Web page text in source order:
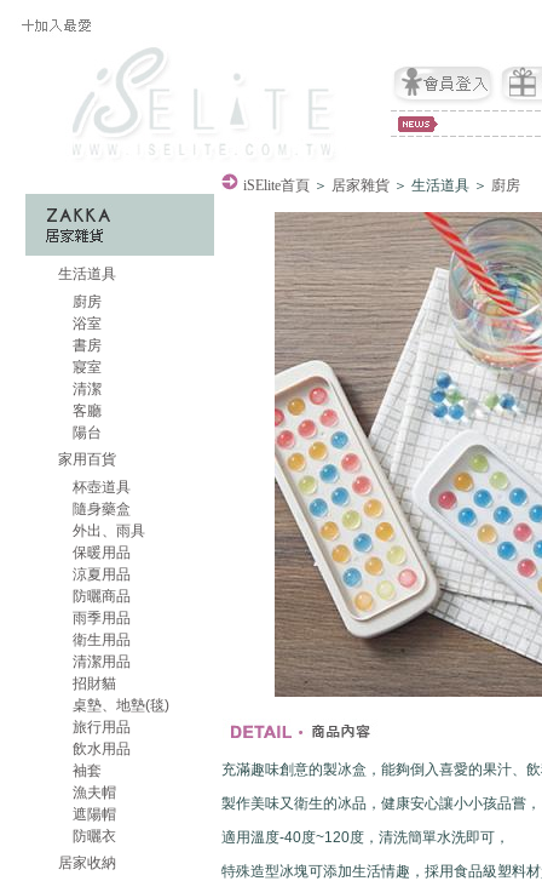
生活道具
廚房
浴室
書房
寢室
清潔
客廳
陽台
家用百貨
杯壺道具
隨身藥盒
外出、雨具
保暖用品
涼夏用品
防曬商品
雨季用品
衛生用品
清潔用品
招財貓
桌墊、地墊(毯)
旅行用品
飲水用品
袖套
漁夫帽
遮陽帽
防曬衣
居家收納
iSElite首頁 ＞ 居家雜貨 ＞ 生活道具 ＞ 廚房
充滿趣味創意的製冰盒，能夠倒入喜愛的果汁、
製作美味又衛生的冰品，健康安心讓小小孩品嘗，
適用溫度-40度~120度，清洗簡單水洗即可，
特殊造型冰塊可添加生活情趣，採用食品級塑料